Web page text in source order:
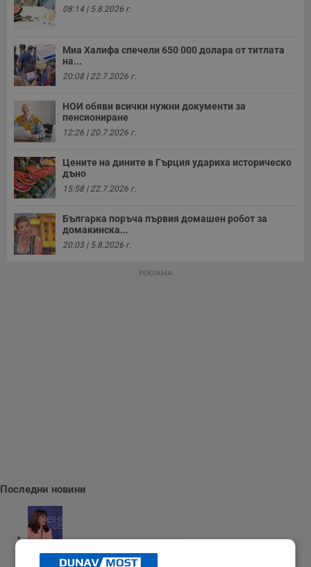
08:14 | 5.8.2026 г.
Миа Халифа спечели 650 000 долара от титлата
на...
20:08 | 22.7.2026 г.
НОИ обяви всички нужни документи за
пенсиониране
12:26 | 20.7.2026 г.
Цените на дините в Гърция удариха историческо
дъно
15:58 | 22.7.2026 г.
Българка поръча първия домашен робот за
домакинска...
20:03 | 5.8.2026 г.
РЕКЛАМА
Последни новини
Наталия Ефремова: Минималната заплата няма да е 620 евро